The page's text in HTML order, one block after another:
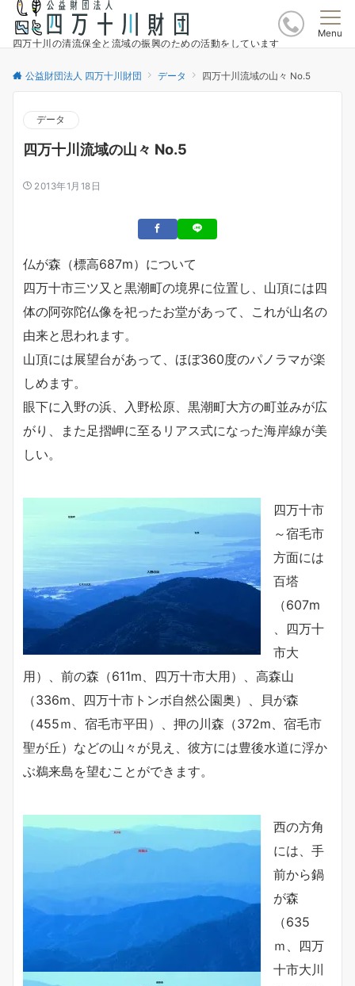
四万十川の清流保全と流域の振興のための活動をしています
Menu
公益財団法人 四万十川財団 データ 四万十川流域の山々 No.5
データ
四万十川流域の山々 No.5
2013年1月18日
仏が森（標高687m）について
四万十市三ツ又と黒潮町の境界に位置し、山頂には四
体の阿弥陀仏像を祀ったお堂があって、これが山名の
由来と思われます。
山頂には展望台があって、ほぼ360度のパノラマが楽
しめます。
眼下に入野の浜、入野松原、黒潮町大方の町並みが広
がり、また足摺岬に至るリアス式になった海岸線が美
しい。
四万十市
～宿毛市
方面には
百塔
（607m
、四万十
市大
用）、前の森（611m、四万十市大用）、高森山
（336m、四万十市トンボ自然公園奥）、貝が森
（455ｍ、宿毛市平田）、押の川森（372m、宿毛市
聖が丘）などの山々が見え、彼方には豊後水道に浮か
ぶ鵜来島を望むことができます。
西の方角
には、手
前から鍋
が森
（635
ｍ、四万
十市大川